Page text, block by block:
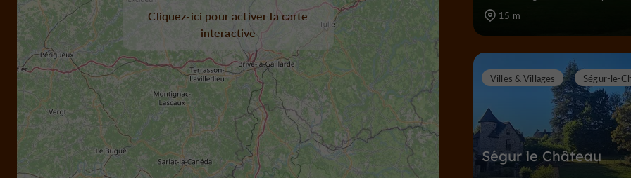
Cliquez-ici pour activer la carte
interactive
15 m
Ségur le Château
Villes & Villages Ségur-le-